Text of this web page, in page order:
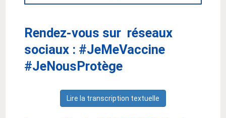
Rendez-vous sur réseaux
sociaux : #JeMeVaccine
#JeNousProtège
Lire la transcription textuelle